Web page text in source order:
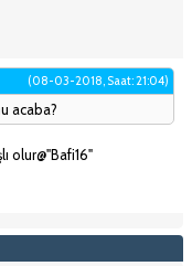
(08-03-2018, Saat: 21:04)
acaba?
olur@"Bafi16"